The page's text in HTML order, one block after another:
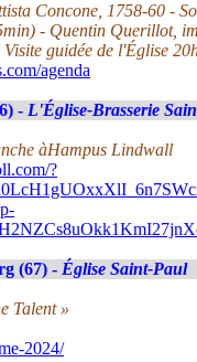
Concone, 1758-60 -
- Quentin Querillot,
guidée de l'Église
agenda
- L'Église-Brasserie
àHampus Lindwall
?
(67) - Église Saint-Paul
Talent »
2024/